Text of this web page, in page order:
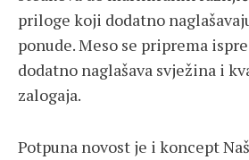
priloge koji dodatno
ponude. Meso se priprema
dodatno naglašava svježina i
zalogaja.
Potpuna novost je i koncept